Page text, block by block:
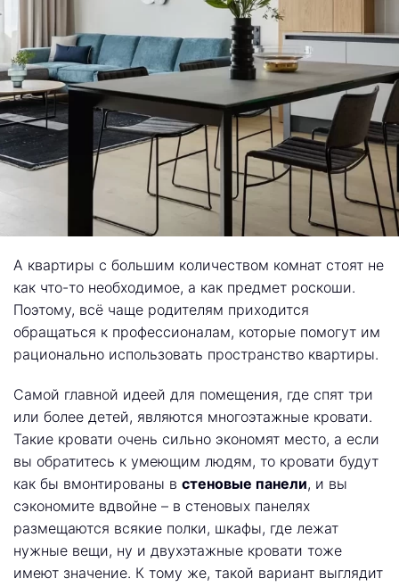
А квартиры с большим количеством комнат стоят не
как что-то необходимое, а как предмет роскоши.
Поэтому, всё чаще родителям приходится
обращаться к профессионалам, которые помогут им
рационально использовать пространство квартиры.
Самой главной идеей для помещения, где спят три
или более детей, являются многоэтажные кровати.
Такие кровати очень сильно экономят место, а если
вы обратитесь к умеющим людям, то кровати будут
как бы вмонтированы в стеновые панели, и вы
сэкономите вдвойне – в стеновых панелях
размещаются всякие полки, шкафы, где лежат
нужные вещи, ну и двухэтажные кровати тоже
имеют значение. К тому же, такой вариант выглядит